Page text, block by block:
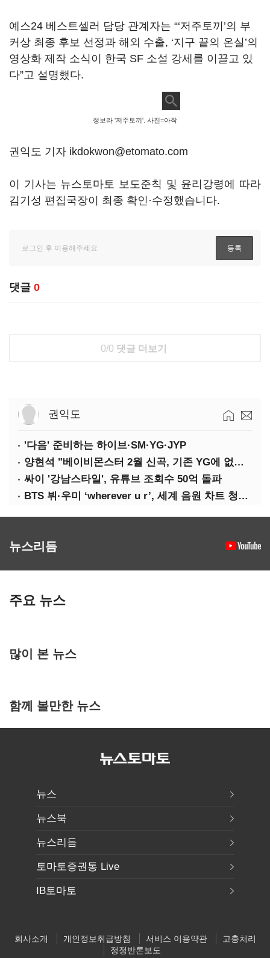
예스24 베스트셀러 담당 관계자는 “‘저주토끼’의 부
커상 최종 후보 선정과 해외 수출, ‘지구 끝의 온실’의
영상화 제작 소식이 한국 SF 소설 강세를 이끌고 있
다”고 설명했다.
정보라 '저주토끼'. 사진=아작
권익도 기자 ikdokwon@etomato.com
이 기사는 뉴스토마토 보도준칙 및 윤리강령에 따라
김기성 편집국장이 최종 확인·수정했습니다.
댓글 0
0/0 댓글 더보기
권익도
'다음' 준비하는 하이브·SM·YG·JYP
양현석 "베이비몬스터 2월 신곡, 기존 YG에 없던 노래"
싸이 '강남스타일', 유튜브 조회수 50억 돌파
BTS 뷔·우미 ‘wherever u r’, 세계 음원 차트 청신호
뉴스리듬
주요 뉴스
많이 본 뉴스
함께 볼만한 뉴스
뉴스
뉴스북
뉴스리듬
토마토증권통 Live
IB토마토
회사소개 개인정보취급방침 서비스 이용약관
고충처리
정정반론보도